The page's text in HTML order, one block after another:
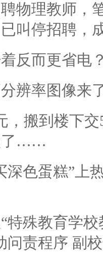
物理教师，
叫停招聘，
反而更省电
辨率图像来
，搬到楼下
了……
深色蛋糕”上
特殊教育学
问责程序 副